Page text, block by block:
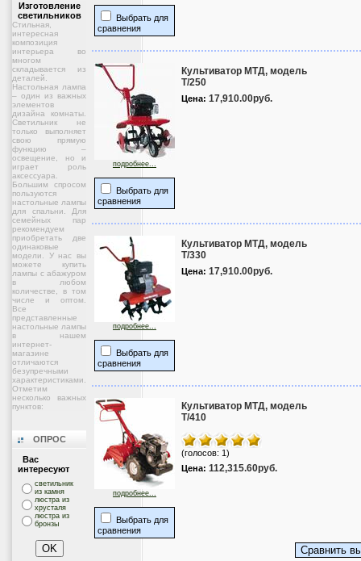
Изготовление
светильников
Стильная,
интересная
композиция
интерьера во
многом
складывается из
деталей.
Настольная лампа
– один из важных
элементов
дизайна комнаты.
Светильник не
только выполняет
свою прямую
функцию –
освещение, но и
играет роль
аксессуара.
Большим спросом
пользуются
настольные лампы
для спальни. Для
семейных пар
рекомендуем
приобретать две
одинаковые
модели. У нас вы
можете купить
лампы с абажуром
в любом
количестве, в том
числе и оптом.
Все
представленные
настольные лампы
в нашем
интернет-
магазине
отличаются
безупречными
характеристиками.
Отметим
несколько важных
пунктов:
ОПРОС
Вас
интересуют
светильник
из камня
люстра из
хрусталя
люстра из
бронзы
Выбрать для
сравнения
подробнее...
Выбрать для
сравнения
Культиватор МТД, модель
T/250
Цена: 17,910.00руб.
подробнее...
Выбрать для
сравнения
Культиватор МТД, модель
T/330
Цена: 17,910.00руб.
подробнее...
Выбрать для
сравнения
Культиватор МТД, модель
T/410
(голосов: 1)
Цена: 112,315.60руб.